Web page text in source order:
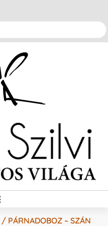
/ PÁRNADOBOZ – SZÁN